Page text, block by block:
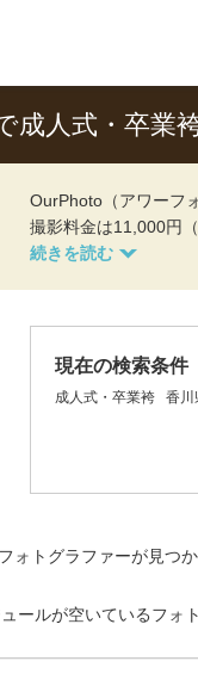
成人式・卒業
OurPhoto（アワーフ
撮影料金は11,000円
現在の検索条件
成人式・卒業袴 香川
ォトグラファーが見つか
ールが空いているフォ